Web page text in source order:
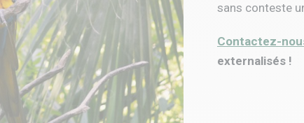
sans conteste
Contactez-
externalisés !